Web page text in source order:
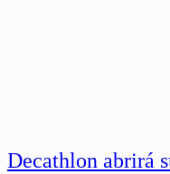
Decathlon abrirá